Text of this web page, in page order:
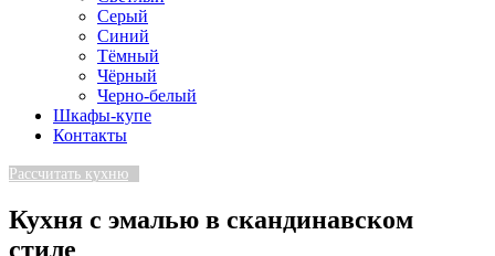
Серый
Синий
Тёмный
Чёрный
Черно-белый
Шкафы-купе
Контакты
Рассчитать кухню
Кухня с эмалью в скандинавском
стиле